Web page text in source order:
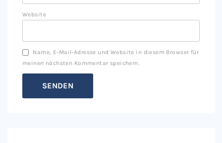
Website
Name, E-Mail-Adresse und Website in diesem Browser für
meinen nächsten Kommentar speichern.